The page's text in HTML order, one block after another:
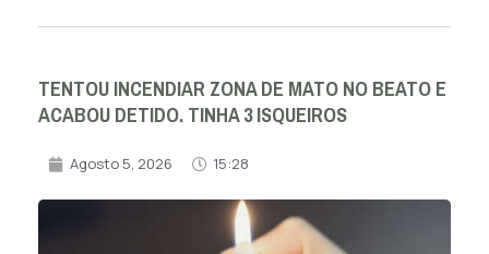
TENTOU INCENDIAR ZONA DE MATO NO BEATO E
ACABOU DETIDO. TINHA 3 ISQUEIROS
Agosto 5, 2026 15:28